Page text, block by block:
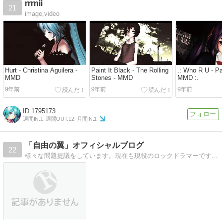
21
rrrnii
image,video
Hurt - Christina Aguilera -
MMD
9年前
Paint It Black - The Rolling
Stones - MMD
9年前
.: Who R U -
MMD :.
9年前
1795173
週間IN:1 週間OUT:12 月間IN:1
22
「自由の翼」オフィシャルブログ